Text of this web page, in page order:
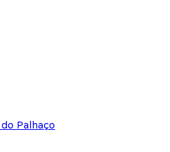
Palhaço